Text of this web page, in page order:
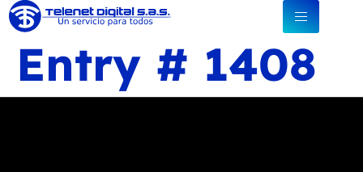
Entry # 1408